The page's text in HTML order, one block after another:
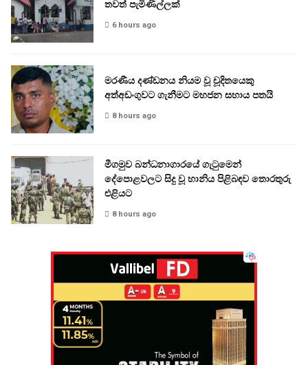
තවත් පැමිණිල්ලක්
6 hours ago
මරණීය දණ්ඩනය නියම වූ චූදිතයෙකු
අත්අඩංගුවට ගැනීමට මහජන සහාය පතයි
8 hours ago
මීගමුව බන්ධනාගාරයේ ගැටුමෙන්
දේපොළවලට සිදු වූ හානිය පිළිබඳව තොරතුරු
එළියට
8 hours ago